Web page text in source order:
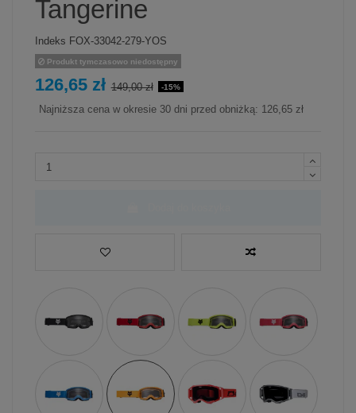
Tangerine
Indeks FOX-33042-279-YOS
Produkt tymczasowo niedostępny
126,65 zł 149,00 zł -15%
Najniższa cena w okresie 30 dni przed obniżką: 126,65 zł